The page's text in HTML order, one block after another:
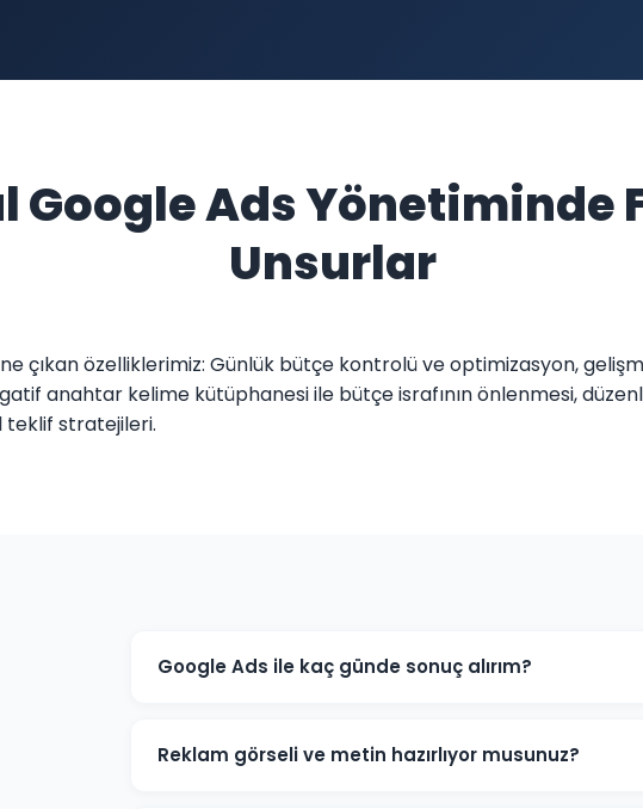
Google Ads Yönetiminde
Unsurlar
çıkan özelliklerimiz: Günlük bütçe kontrolü ve optimizasyon,
anahtar kelime kütüphanesi ile bütçe israfının önlenmesi,
teklif stratejileri.
Google Ads ile kaç günde sonuç alırım?
ve dönüşümler üretmeye başlar. İlk ay veri toplama, ikinci
Reklam görseli ve metin hazırlıyor musunuz?